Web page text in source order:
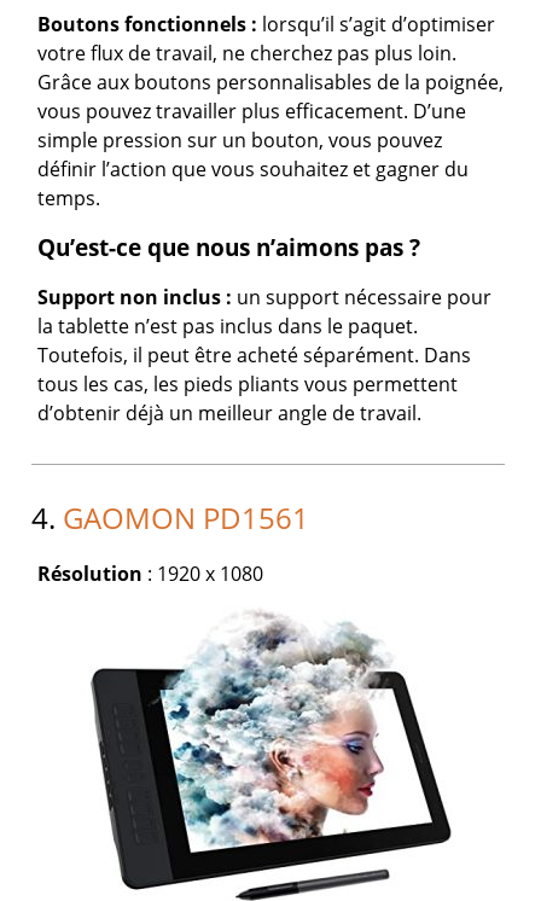
Boutons fonctionnels : lorsqu’il s’agit d’optimiser
votre flux de travail, ne cherchez pas plus loin.
Grâce aux boutons personnalisables de la poignée,
vous pouvez travailler plus efficacement. D’une
simple pression sur un bouton, vous pouvez
définir l’action que vous souhaitez et gagner du
temps.
Qu’est-ce que nous n’aimons pas ?
Support non inclus : un support nécessaire pour
la tablette n’est pas inclus dans le paquet.
Toutefois, il peut être acheté séparément. Dans
tous les cas, les pieds pliants vous permettent
d’obtenir déjà un meilleur angle de travail.
4. GAOMON PD1561
Résolution : 1920 x 1080